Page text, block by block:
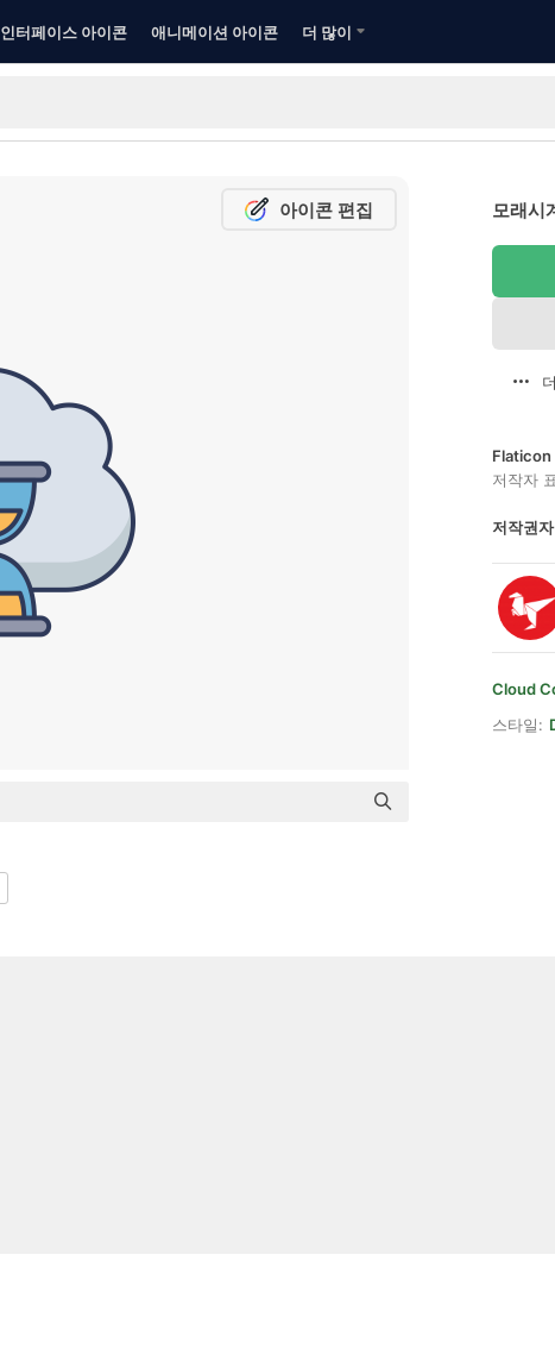
인터페이스 아이콘 애니메이션 아이콘 더 많이
아이콘 편집 모래시
Flaticon
저작자
저작권
Cloud
스타일: